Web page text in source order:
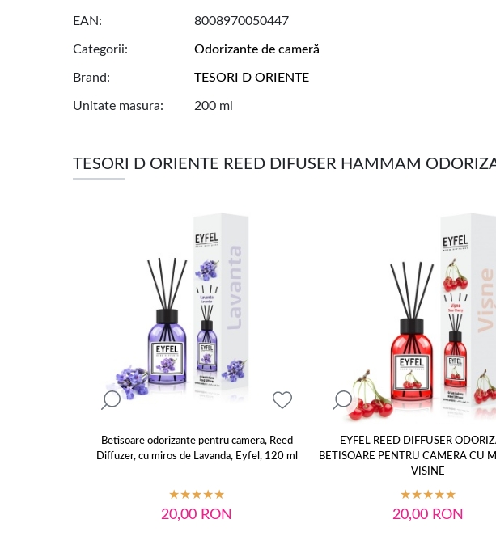
EAN 8008970050447
Categorii Odorizante de cameră
Brand TESORI D ORIENTE
Unitate masura 200 ml
TESORI D ORIENTE REED DIFUSER HAMMAM
Betisoare odorizante pentru camera, Reed
Diffuzer, cu miros de Lavanda, Eyfel, 120 ml
20,00 RON
EYFEL REED DIFFUSER
BETISOARE PENTRU CAMERA CU
VISINE
20,00 RON